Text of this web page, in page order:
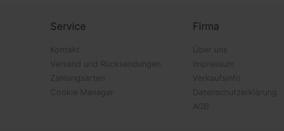
Service
Kontakt
Versand und Rücksendungen
Zahlungsarten
Cookie Manager
Firma
Über uns
Impressum
Verkaufsinfo
Datenschutzerklärung
AGB